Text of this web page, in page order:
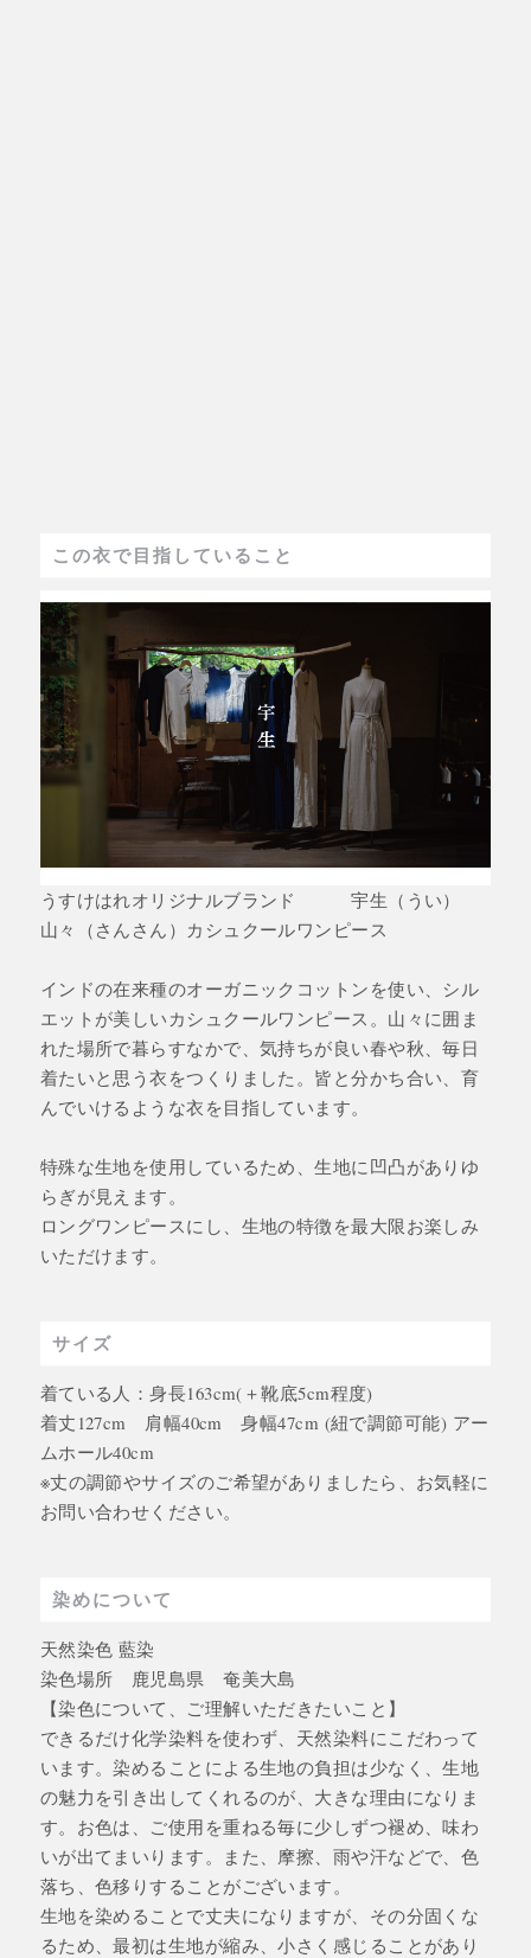
この衣で目指していること
うすけはれオリジナルブランド 宇生（うい）
山々（さんさん）カシュクールワンピース
インドの在来種のオーガニックコットンを使い、シル
エットが美しいカシュクールワンピース。山々に囲ま
れた場所で暮らすなかで、気持ちが良い春や秋、毎日
着たいと思う衣をつくりました。皆と分かち合い、育
んでいけるような衣を目指しています。
特殊な生地を使用しているため、生地に凹凸がありゆ
らぎが見えます。
ロングワンピースにし、生地の特徴を最大限お楽しみ
いただけます。
サイズ
着ている人：身長163cm(＋靴底5cm程度)
着丈127cm 肩幅40cm 身幅47cm (紐で調節可能) アー
ムホール40cm
※丈の調節やサイズのご希望がありましたら、お気軽に
お問い合わせください。
染めについて
天然染色 藍染
染色場所 鹿児島県 奄美大島
【染色について、ご理解いただきたいこと】
できるだけ化学染料を使わず、天然染料にこだわって
います。染めることによる生地の負担は少なく、生地
の魅力を引き出してくれるのが、大きな理由になりま
す。お色は、ご使用を重ねる毎に少しずつ褪め、味わ
いが出てまいります。また、摩擦、雨や汗などで、色
落ち、色移りすることがございます。
生地を染めることで丈夫になりますが、その分固くな
るため、最初は生地が縮み、小さく感じることがあり